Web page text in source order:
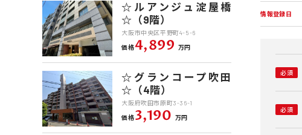
☆ルアンジュ淀屋橋
☆（9階）
大阪市中央区平野町4-5-6
価格4,899 万円
☆グランコープ吹田
☆（4階）
大阪府吹田市原町3-36-1
価格3,190 万円
情報登録日
必須
必須